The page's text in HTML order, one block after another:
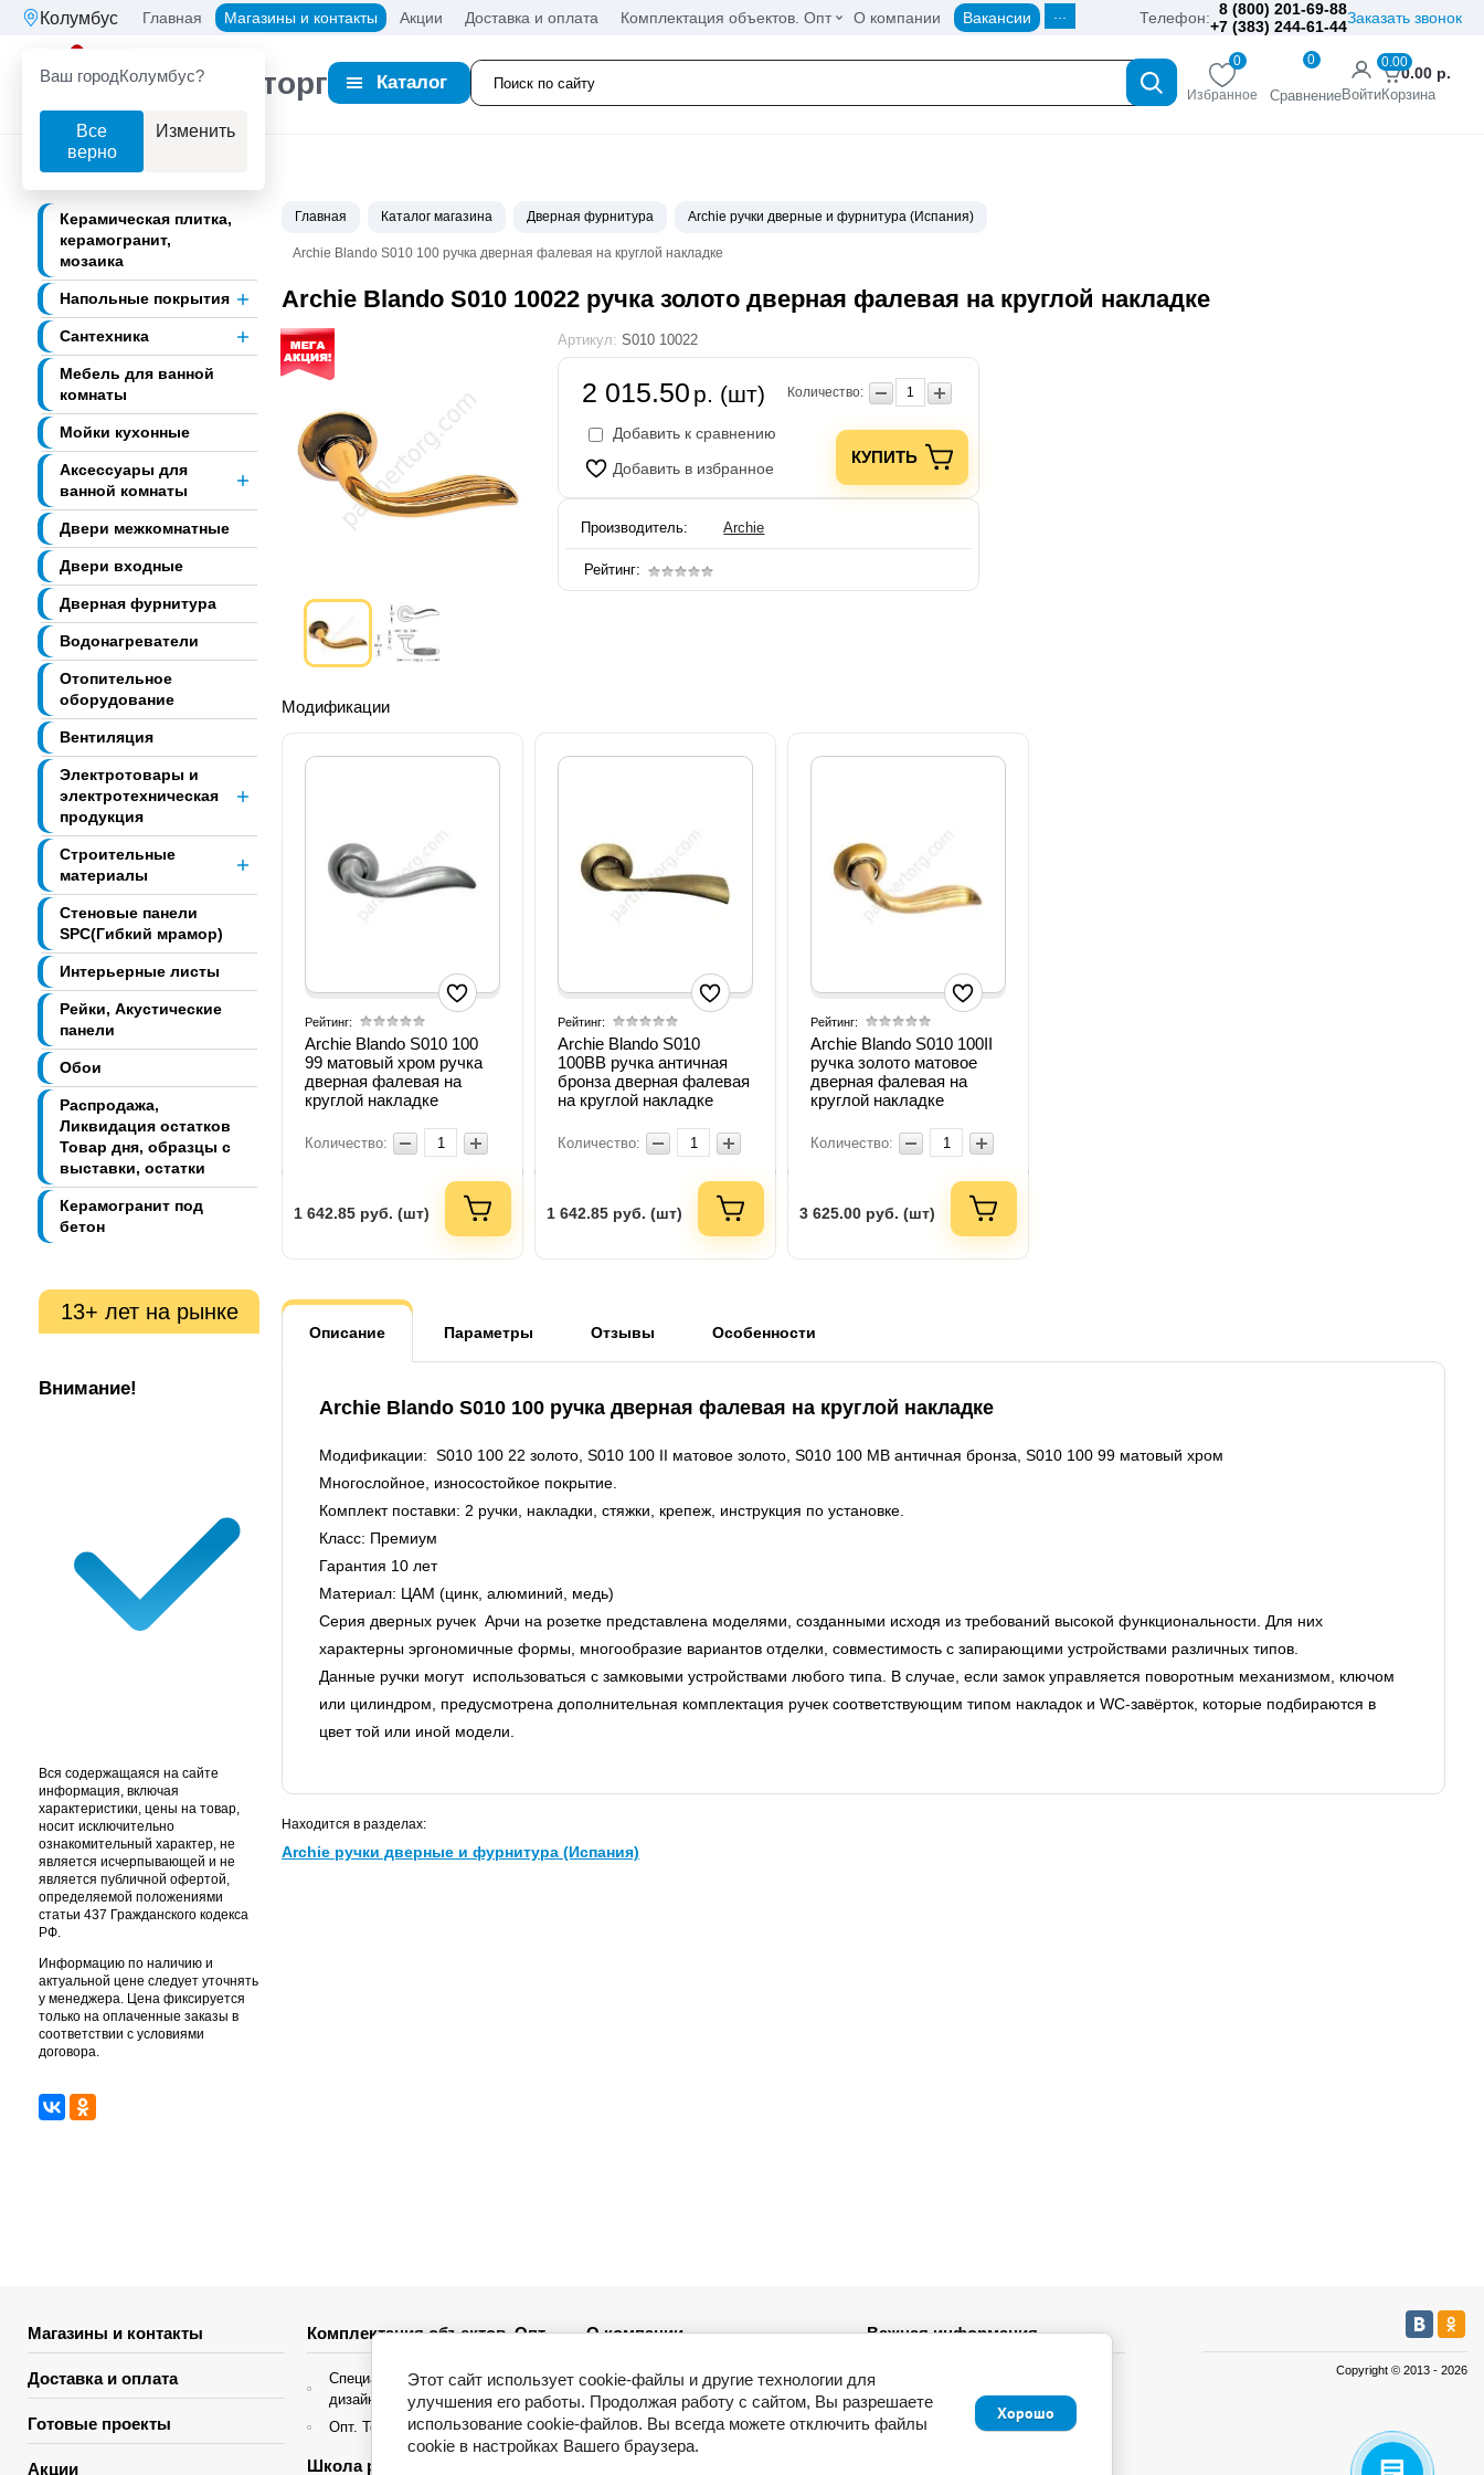
Колумбус
Ваш городКолумбус?
Все
верно
Изменить
Главная Магазины и контакты Акции Доставка и оплата Комплектация объектов. Опт О компании Вакансии Телефон: 8 (800) 201-69-88
+7 (383) 244-61-44Заказать звонок
Партнерторг Каталог
0
Избранное Сравнение
0
Войти
0.00
0.00 р.
Корзина
Керамическая плитка,
керамогранит,
мозаика
Напольные покрытия
Сантехника
Мебель для ванной
комнаты
Мойки кухонные
Аксессуары для
ванной комнаты
Двери межкомнатные
Двери входные
Дверная фурнитура
Водонагреватели
Отопительное
оборудование
Вентиляция
Электротовары и
электротехническая
продукция
Строительные
материалы
Стеновые панели
SPC(Гибкий мрамор)
Интерьерные листы
Рейки, Акустические
панели
Обои
Распродажа,
Ликвидация остатков
Товар дня, образцы с
выставки, остатки
Керамогранит под
бетон
13+ лет на рынке
Внимание!
Вся содержащаяся на сайте
информация, включая
характеристики, цены на товар,
носит исключительно
ознакомительный характер, не
является исчерпывающей и не
является публичной офертой,
определяемой положениями
статьи 437 Гражданского кодекса
РФ.
Информацию по наличию и
актуальной цене следует уточнять
у менеджера. Цена фиксируется
только на оплаченные заказы в
соответствии с условиями
договора.
Главная Каталог магазина Дверная фурнитура Archie ручки дверные и фурнитура (Испания)
Archie Blando S010 100 ручка дверная фалевая на круглой накладке
Archie Blando S010 10022 ручка золото дверная фалевая на круглой накладке
Артикул: S010 10022
2 015.50 р. (шт) Количество:
Добавить к сравнению
Добавить в избранное
КУПИТЬ
Производитель: Archie
Рейтинг:
Модификации
Рейтинг:
Archie Blando S010 100
99 матовый хром ручка
дверная фалевая на
круглой накладке
Количество:
1 642.85 руб. (шт)
Рейтинг:
Archie Blando S010
100ВB ручка античная
бронза дверная фалевая
на круглой накладке
Количество:
1 642.85 руб. (шт)
Рейтинг:
Archie Blando S010 100II
ручка золото матовое
дверная фалевая на
круглой накладке
Количество:
3 625.00 руб. (шт)
Описание Параметры Отзывы Особенности
Archie Blando S010 100 ручка дверная фалевая на круглой накладке
Модификации: S010 100 22 золото, S010 100 II матовое золото, S010 100 MB античная бронза, S010 100 99 матовый хром
Многослойное, износостойкое покрытие.
Комплект поставки: 2 ручки, накладки, стяжки, крепеж, инструкция по установке.
Класс: Премиум
Гарантия 10 лет
Материал: ЦАМ (цинк, алюминий, медь)
Серия дверных ручек Арчи на розетке представлена моделями, созданными исходя из требований высокой функциональности. Для них
характерны эргономичные формы, многообразие вариантов отделки, совместимость с запирающими устройствами различных типов.
Данные ручки могут использоваться с замковыми устройствами любого типа. В случае, если замок управляется поворотным механизмом, ключом
или цилиндром, предусмотрена дополнительная комплектация ручек соответствующим типом накладок и WC-завёрток, которые подбираются в
цвет той или иной модели.
Находится в разделах:
Archie ручки дверные и фурнитура (Испания)
Магазины и контакты
Доставка и оплата
Готовые проекты
Акции
Комплектация объектов. Опт
Специальные условия для
дизайнеров интерьера
Опт. Торгующие организации
Школа ремонта
О компании
Новости
Отзывы о компании и услугах
Важная информация
Приемка товара
Гарантия
Copyright © 2013 - 2026
Этот сайт использует cookie-файлы и другие технологии для
улучшения его работы. Продолжая работу с сайтом, Вы разрешаете
использование cookie-файлов. Вы всегда можете отключить файлы
cookie в настройках Вашего браузера.
Хорошо